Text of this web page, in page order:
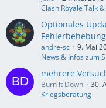
Clash Royale Talk
Optionales
andre-sc
9. Mai
News & Infos zum
mehrere
Burn it Down
30.
Kriegsberatung